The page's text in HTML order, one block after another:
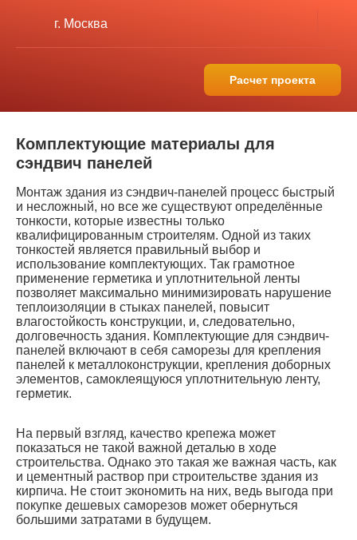
г. Москва
Расчет проекта
Комплектующие материалы для
сэндвич панелей
Монтаж здания из сэндвич-панелей процесс быстрый
и несложный, но все же существуют определённые
тонкости, которые известны только
квалифицированным строителям. Одной из таких
тонкостей является правильный выбор и
использование комплектующих. Так грамотное
применение герметика и уплотнительной ленты
позволяет максимально минимизировать нарушение
теплоизоляции в стыках панелей, повысит
влагостойкость конструкции, и, следовательно,
долговечность здания. Комплектующие для сэндвич-
панелей включают в себя саморезы для крепления
панелей к металлоконструкции, крепления доборных
элементов, самоклеящуюся уплотнительную ленту,
герметик.
На первый взгляд, качество крепежа может
показаться не такой важной деталью в ходе
строительства. Однако это такая же важная часть, как
и цементный раствор при строительстве здания из
кирпича. Не стоит экономить на них, ведь выгода при
покупке дешевых саморезов может обернуться
большими затратами в будущем.